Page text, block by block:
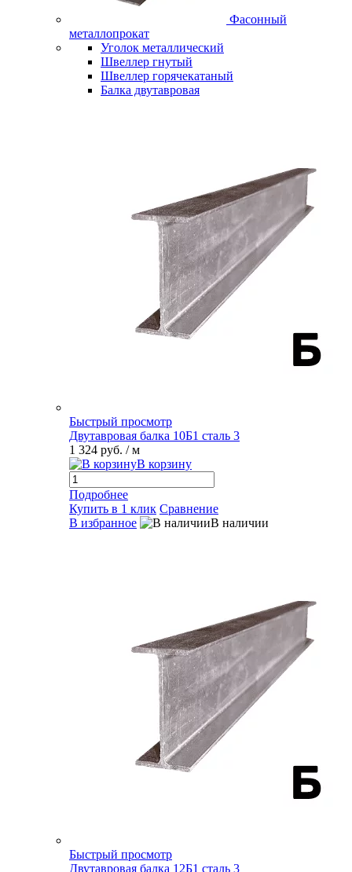
Фасонный
металлопрокат
Уголок металлический
Швеллер гнутый
Швеллер горячекатаный
Балка двутавровая
Быстрый просмотр
Двутавровая балка 10Б1 сталь 3
1 324 руб. / м
В корзину
Подробнее
Купить в 1 клик Сравнение
В избранное
В наличии
Быстрый просмотр
Двутавровая балка 12Б1 сталь 3